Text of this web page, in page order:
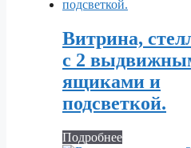
Витрина,
с 2
ящиками и
подсветкой.
Подробнее